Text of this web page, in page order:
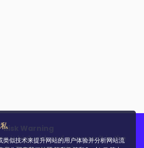
类似技术来提升网站的用户体验并分析网站流
Risk Warning
is high-risk and may result in the